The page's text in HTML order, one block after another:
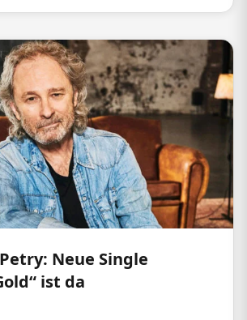
Neue Single
ist da